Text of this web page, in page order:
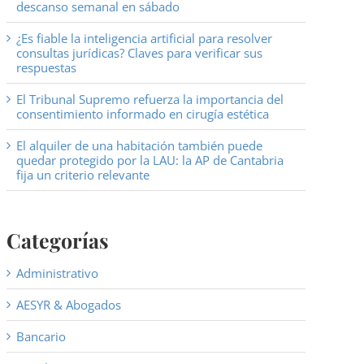
descanso semanal en sábado
¿Es fiable la inteligencia artificial para resolver
consultas jurídicas? Claves para verificar sus
respuestas
El Tribunal Supremo refuerza la importancia del
consentimiento informado en cirugía estética
El alquiler de una habitación también puede
quedar protegido por la LAU: la AP de Cantabria
fija un criterio relevante
Categorías
Administrativo
AESYR & Abogados
Bancario